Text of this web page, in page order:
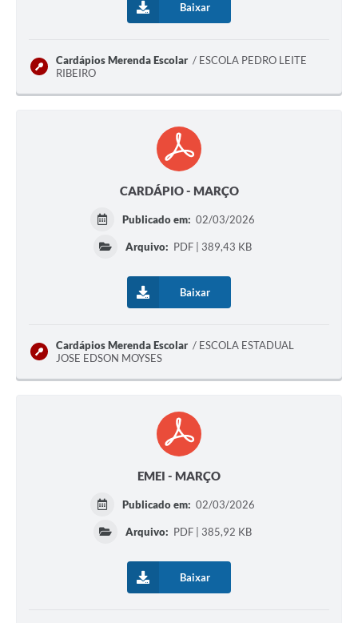
Baixar
Cardápios Merenda Escolar
ESCOLA PEDRO LEITE
RIBEIRO
CARDÁPIO - MARÇO
Publicado em: 02/03/2026
Arquivo: PDF | 389,43 KB
Baixar
Cardápios Merenda Escolar
ESCOLA ESTADUAL
JOSE EDSON MOYSES
EMEI - MARÇO
Publicado em: 02/03/2026
Arquivo: PDF | 385,92 KB
Baixar